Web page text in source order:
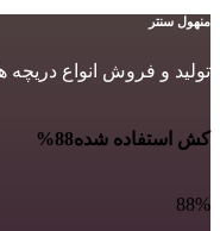
منهول سنتر
تولید و فروش انواع
کش استفاده شده88%
88%